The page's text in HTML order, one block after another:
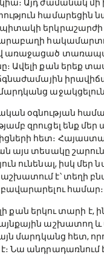
համարեցին
երկրաշարժի
առաջացած
Ավելի քան երեք
օգնության
զրուցել ենք մեր
հետ։
այս տեսակը
ունենալ, իսկ մեր
է՝ տեղի
համար։
քան երկու տարի է,
աշխատող և
այն մարդկանց հետ,
Նա անդրադառնում է